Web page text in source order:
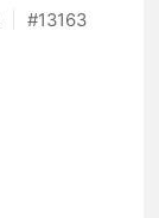
#13163